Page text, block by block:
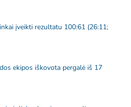
įveikti rezultatu 100:61 (26:11;
ekipos iškovota pergalė iš 17